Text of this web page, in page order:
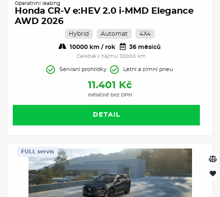
Operativní leasing
Honda CR-V e:HEV 2.0 i-MMD Elegance
AWD 2026
Hybrid Automat 4X4
10000 km / rok 36 měsíců
Celkově v nájmu 30000 km
Servisní prohlídky Letní a zimní pneu
11.401 Kč
měsíčně bez DPH
DETAIL
FULL servis